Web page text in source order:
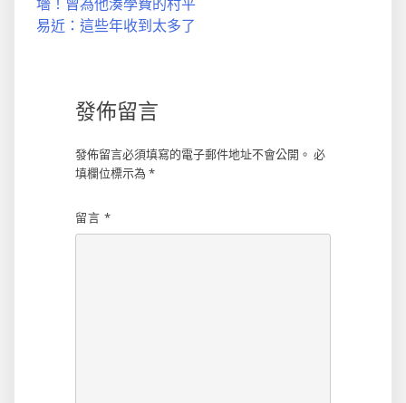
易近：這些年收到太多了
發佈留言
發佈留言必須填寫的電子郵件地址不會公開。 必
填欄位標示為 *
留言 *